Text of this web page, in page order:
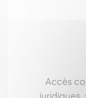
Accès
juridiques,